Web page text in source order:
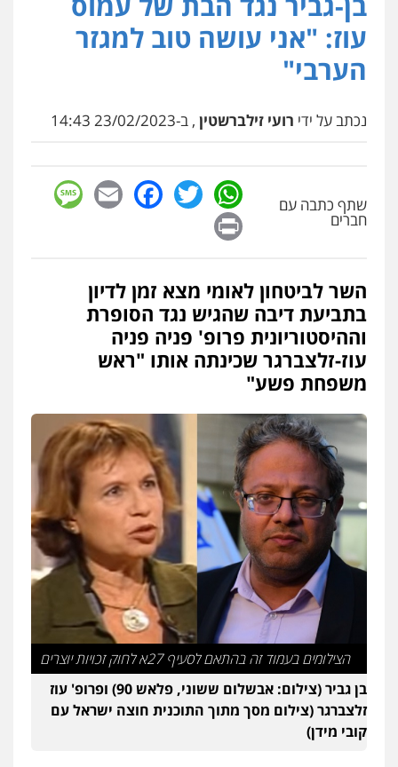
פלילי פשיעה חמורה חקירות ומעצרים
נוער עורכי דין לענייני אסירים תעבורה
0549475678
פלילי תעבורה עורכי דין לענייני אסירים
משפחה נוער
עו"ד חמאדה מסרי
תעבורה
0526631970
שני אלגרבלי – משרד עורכי דין
פלילי עורכי דין לענייני אסירים תעבורה
0507120031
עו"ד רונן בנדל
משפט פלילי פשיעה חמורה פלילי
0524282442
קורל קרוז – עורך דין פלילי
משפט פלילי
0545437431
עו"ד שרון נהרי
פלילי צווארון לבן כלכלי פשיעה כלכלית
הליכי הסגרה
עו"ד שאדי כבהא
עוז: "אני עושה טוב למגזר
הערבי"
נכתב על ידי רועי זילברשטין , ב-23/02/2023 14:43
שתף כתבה עם
חברים
WhatsApp
Twitter
Facebook
Email
השר לביטחון לאומי מצא זמן לדיון
בתביעת דיבה שהגיש נגד הסופרת
וההיסטוריונית פרופ' פניה פניה
עוז-זלצברגר שכינתה אותו "ראש
משפחת פשע"
הצילומים בעמוד זה בהתאם לסעיף 27א לחוק זכויות יוצרים
בן גביר (צילום: אבשלום ששוני, פלאש 90) ופרופ' עוז
זלצברגר (צילום מסך מתוך התוכנית חוצה ישראל עם
קובי מידן)